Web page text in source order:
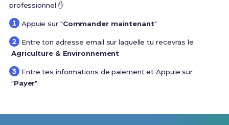
professionnel ✋
Appuie sur "Commander maintenant"
Entre ton adresse email sur laquelle tu recevras le
Agriculture & Environnement
Entre tes informations de paiement et Appuie sur
"Payer"